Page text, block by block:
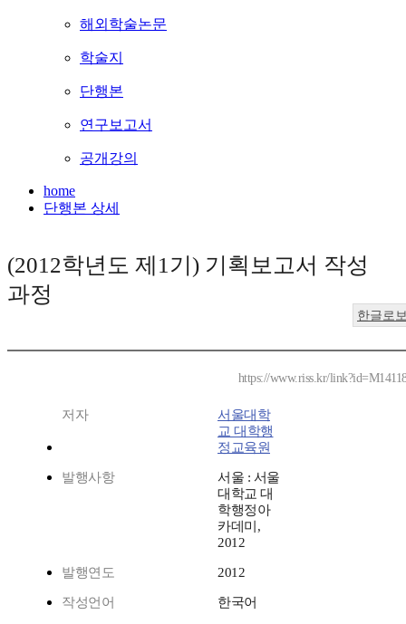
해외학술논문
학술지
단행본
연구보고서
공개강의
home
단행본 상세
(2012학년도 제1기) 기획보고서 작성
과정
한글로
https://www.riss.kr/
저자
서울대학
교 대학행
정교육원
발행사항
서울 : 서울
대학교 대
학행정아
카데미,
2012
발행연도 2012
작성언어 한국어